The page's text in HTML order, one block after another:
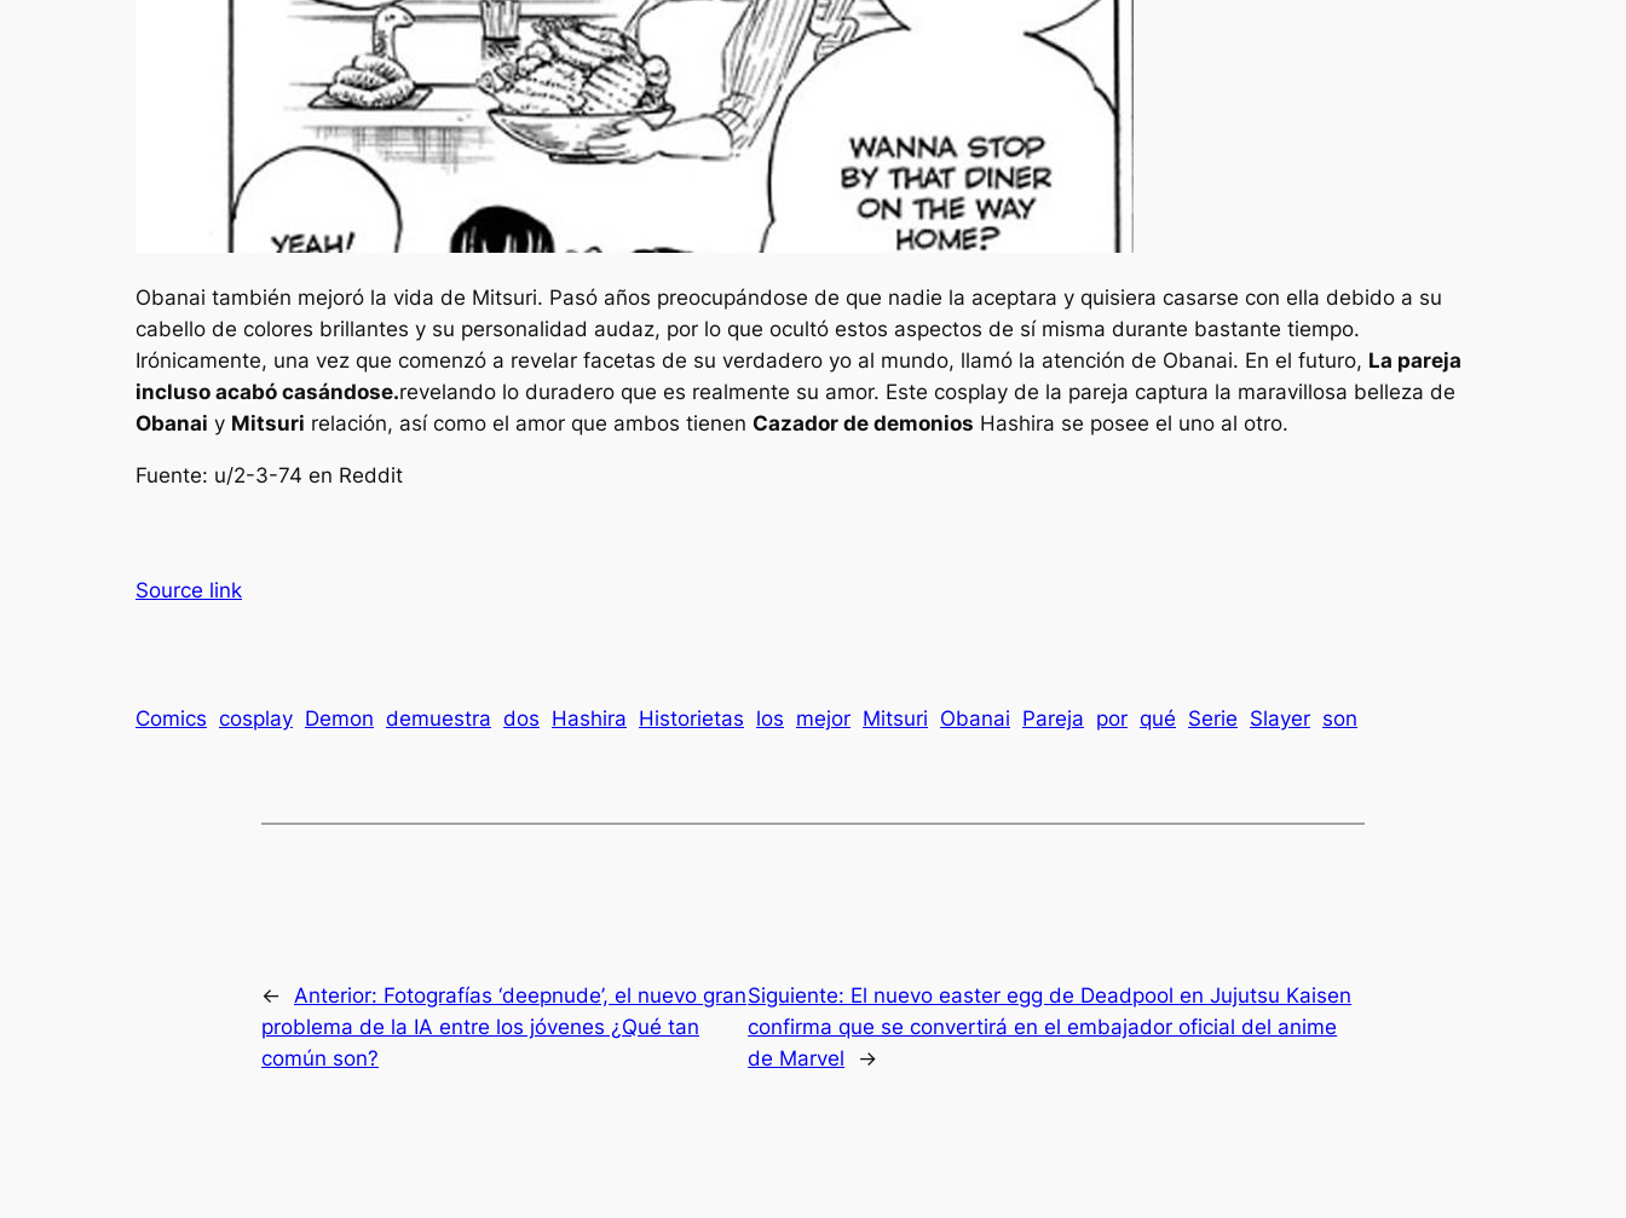
Obanai también mejoró la vida de Mitsuri. Pasó años preocupándose de que nadie la aceptara y quisiera casarse con ella debido a su
cabello de colores brillantes y su personalidad audaz, por lo que ocultó estos aspectos de sí misma durante bastante tiempo.
Irónicamente, una vez que comenzó a revelar facetas de su verdadero yo al mundo, llamó la atención de Obanai. En el futuro, La pareja
incluso acabó casándose.revelando lo duradero que es realmente su amor. Este cosplay de la pareja captura la maravillosa belleza de
Obanai y Mitsuri relación, así como el amor que ambos tienen Cazador de demonios Hashira se posee el uno al otro.
Fuente: u/2-3-74 en Reddit
Source link
Comics cosplay Demon demuestra dos Hashira Historietas los mejor Mitsuri Obanai Pareja por qué Serie Slayer son
← Anterior: Fotografías ‘deepnude’, el nuevo gran
problema de la IA entre los jóvenes ¿Qué tan
común son?
Siguiente: El nuevo easter egg de Deadpool en Jujutsu Kaisen
confirma que se convertirá en el embajador oficial del anime
de Marvel
→